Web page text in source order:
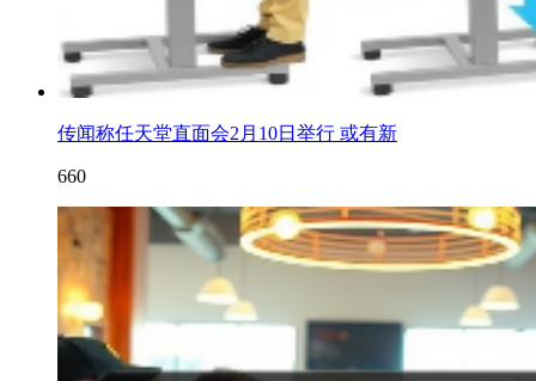
传闻称任天堂直面会2月10日举行 或有新
660